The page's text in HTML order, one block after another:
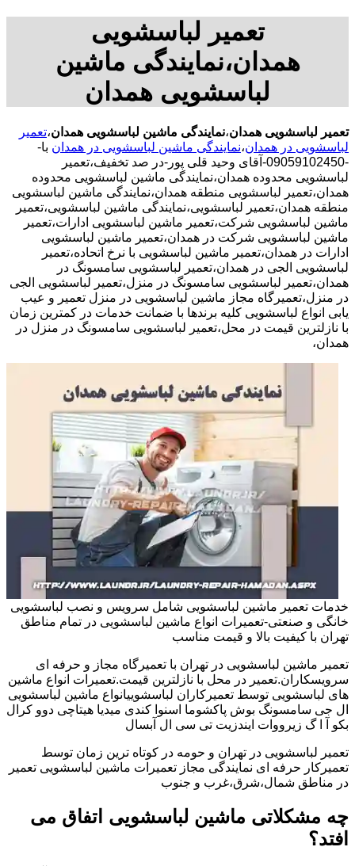
تعمیر لباسشویی
همدان،نمایندگی ماشین
لباسشویی همدان
تعمیر لباسشویی همدان،نمایندگی ماشین لباسشویی همدان،تعمیر
لباسشویی در همدان،نمایندگی ماشین لباسشویی در همدان با-
-09059102450-آقای وحید قلی پور-در صد تخفیف،تعمیر
لباسشویی محدوده همدان،نمایندگی ماشین لباسشویی محدوده
همدان،تعمیر لباسشویی منطقه همدان،نمایندگی ماشین لباسشویی
منطقه همدان،تعمیر لباسشویی،نمایندگی ماشین لباسشویی،تعمیر
ماشین لباسشویی شرکت،تعمیر ماشین لباسشویی ادارات،تعمیر
ماشین لباسشویی شرکت در همدان،تعمیر ماشین لباسشویی
ادارات در همدان،تعمیر ماشین لباسشویی با نرخ اتحاده،تعمیر
لباسشویی الجی در همدان،تعمیر لباسشویی سامسونگ در
همدان،تعمیر لباسشویی سامسونگ در منزل،تعمیر لباسشویی الجی
در منزل،تعمیرگاه مجاز ماشین لباسشویی در منزل تعمیر و عیب
یابی انواع لباسشویی کلیه برندها با ضمانت خدمات در کمترین زمان
با نازلترین قیمت در محل،تعمیر لباسشویی سامسونگ در منزل در
همدان،
خدمات تعمیر ماشین لباسشویی شامل سرویس و نصب لباسشویی
خانگی و صنعتی-تعمیرات انواع ماشین لباسشویی در تمام مناطق
تهران با کیفیت بالا و قیمت مناسب
تعمیر ماشین لباسشویی در تهران با تعمیرگاه مجاز و حرفه ای
سرویسکاران.تعمیر در محل با نازلترین قیمت.تعمیرات انواع ماشین
های لباسشویی توسط تعمیرکاران لباسشوییانواع ماشین لباسشویی
ال جی سامسونگ بوش پاکشوما اسنوا کندی میدیا هیتاچی دوو کرال
بکو آ ا گ زیرووات ایندزیت تی سی ال آبسال
تعمیر لباسشویی در تهران و حومه در کوتاه ترین زمان توسط
تعمیرکار حرفه ای نمایندگی مجاز تعمیرات ماشین لباسشویی تعمیر
در مناطق شمال،شرق،غرب و جنوب
چه مشکلاتی ماشین لباسشویی اتفاق می
افتد؟